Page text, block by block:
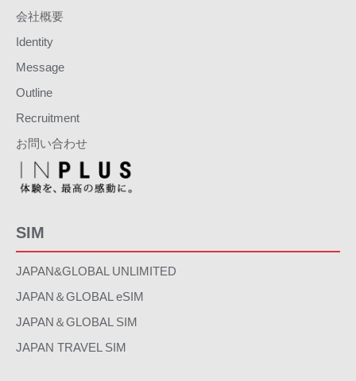
会社概要
Identity
Message
Outline
Recruitment
お問い合わせ
SIM
JAPAN&GLOBAL UNLIMITED
JAPAN＆GLOBAL eSIM
JAPAN＆GLOBAL SIM
JAPAN TRAVEL SIM